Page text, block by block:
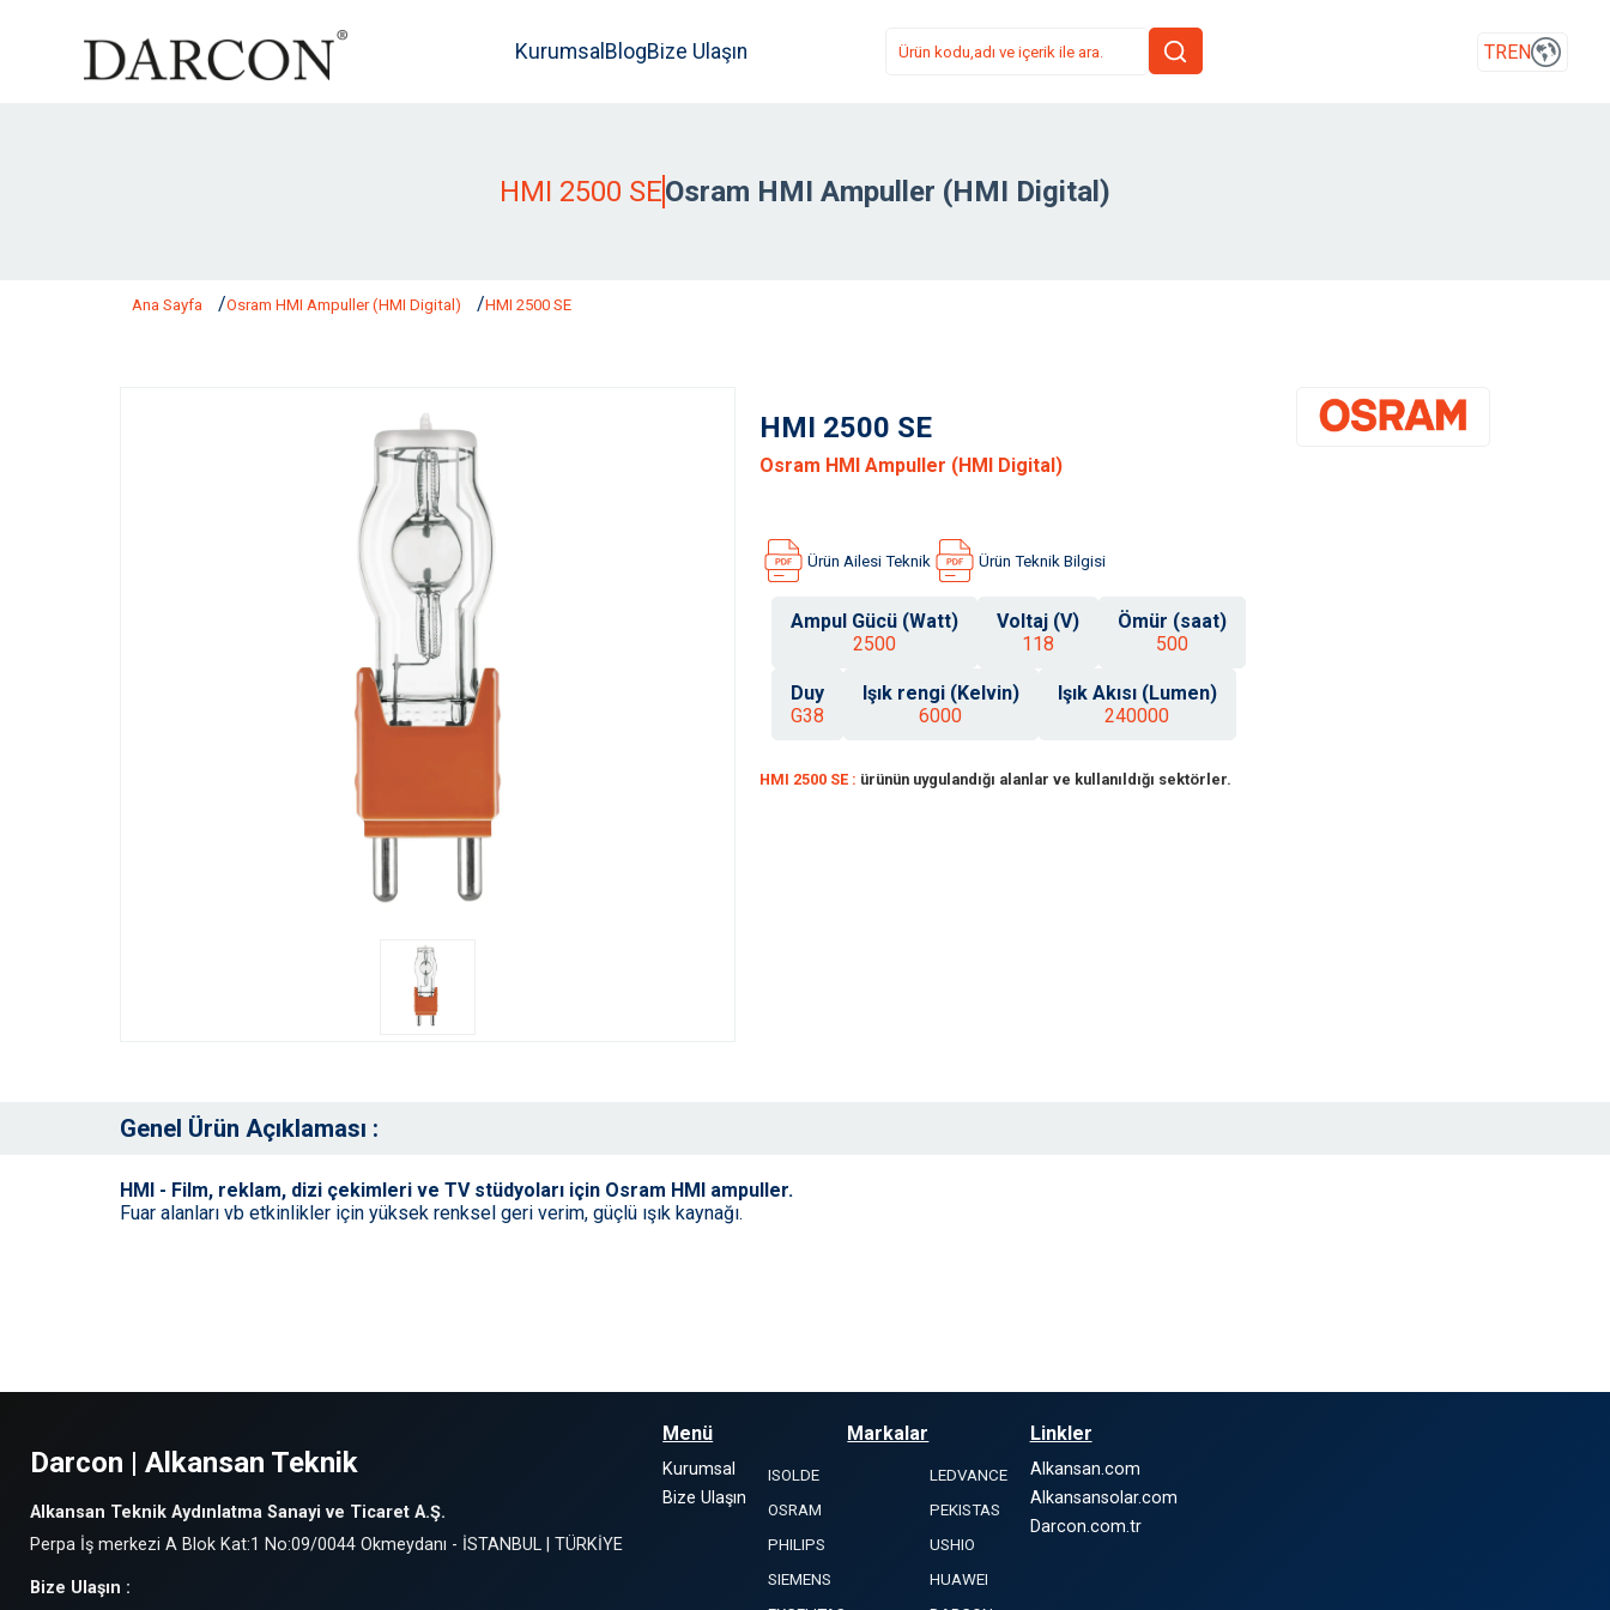
Kurumsal BlogBize Ulaşın TREN
HMI 2500 SEOsram HMI Ampuller (HMI Digital)
Ana Sayfa Osram HMI Ampuller (HMI Digital) HMI 2500 SE
HMI 2500 SE
Osram HMI Ampuller (HMI Digital)
Ürün Ailesi Teknik Ürün Teknik Bilgisi
Ampul Gücü (Watt)
2500
Voltaj (V)
118
Ömür (saat)
500
Duy
G38
Işık rengi (Kelvin)
6000
Işık Akısı (Lumen)
240000
HMI 2500 SE : ürünün uygulandığı alanlar ve kullanıldığı sektörler.
Genel Ürün Açıklaması :
HMI - Film, reklam, dizi çekimleri ve TV stüdyoları için Osram HMI ampuller.
Fuar alanları vb etkinlikler için yüksek renksel geri verim, güçlü ışık kaynağı.
Darcon | Alkansan Teknik
Alkansan Teknik Aydınlatma Sanayi ve Ticaret A.Ş.
Perpa İş merkezi A Blok Kat:1 No:09/0044 Okmeydanı - İSTANBUL | TÜRKİYE
Bize Ulaşın :
Menü
Kurumsal
Bize Ulaşın
Markalar
ISOLDE
LEDVANCE
OSRAM
PEKISTAS
PHILIPS
USHIO
SIEMENS
HUAWEI
Linkler
Alkansan.com
Alkansansolar.com
Darcon.com.tr